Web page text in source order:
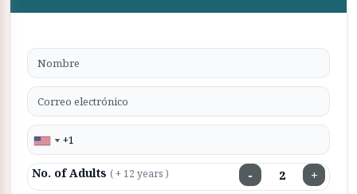
No. of Adults ( + 12 years ) − +